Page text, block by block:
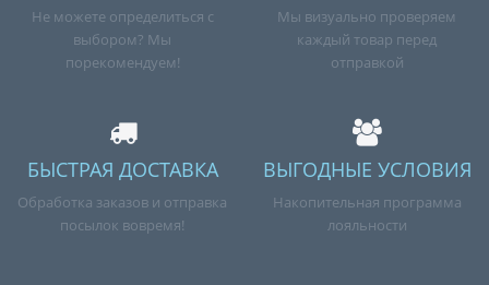
Не можете определиться с
выбором? Мы
порекомендуем!
Мы визуально проверяем
каждый товар перед
отправкой
БЫСТРАЯ ДОСТАВКА
Обработка заказов и отправка
посылок вовремя!
ВЫГОДНЫЕ УСЛОВИЯ
Накопительная программа
лояльности